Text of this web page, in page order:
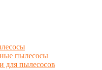
пылесосы
для пылесосов